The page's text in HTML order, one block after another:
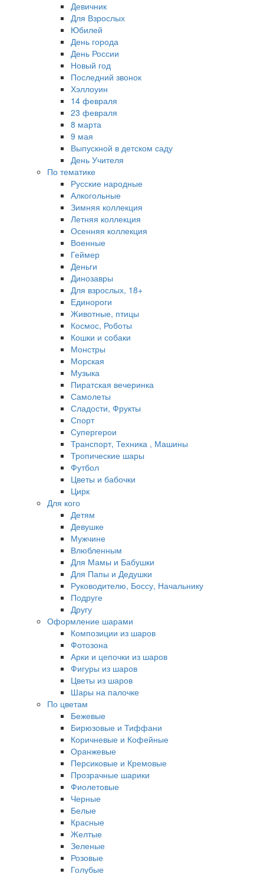
Девичник
Для Взрослых
Юбилей
День города
День России
Новый год
Последний звонок
Хэллоуин
14 февраля
23 февраля
8 марта
9 мая
Выпускной в детском саду
День Учителя
По тематике
Русские народные
Алкогольные
Зимняя коллекция
Летняя коллекция
Осенняя коллекция
Военные
Геймер
Деньги
Динозавры
Для взрослых, 18+
Единороги
Животные, птицы
Космос, Роботы
Кошки и собаки
Монстры
Морская
Музыка
Пиратская вечеринка
Самолеты
Сладости, Фрукты
Спорт
Супергерои
Транспорт, Техника , Машины
Тропические шары
Футбол
Цветы и бабочки
Цирк
Для кого
Детям
Девушке
Мужчине
Влюбленным
Для Мамы и Бабушки
Для Папы и Дедушки
Руководителю, Боссу, Начальнику
Подруге
Другу
Оформление шарами
Композиции из шаров
Фотозона
Арки и цепочки из шаров
Фигуры из шаров
Цветы из шаров
Шары на палочке
По цветам
Бежевые
Бирюзовые и Тиффани
Коричневые и Кофейные
Оранжевые
Персиковые и Кремовые
Прозрачные шарики
Фиолетовые
Черные
Белые
Красные
Желтые
Зеленые
Розовые
Голубые